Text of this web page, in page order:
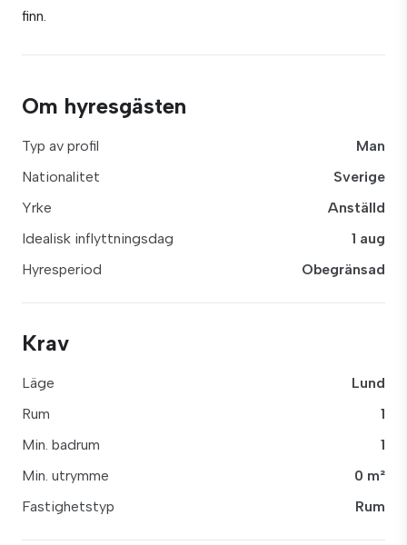
finn.
Om hyresgästen
Typ av profil
Man
Nationalitet
Sverige
Yrke
Anställd
Idealisk inflyttningsdag
1 aug
Hyresperiod
Obegränsad
Krav
Läge
Lund
Rum
1
Min. badrum
1
Min. utrymme
0 m²
Fastighetstyp
Rum